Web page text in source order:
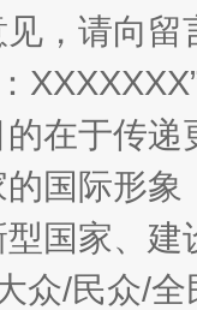
，请向
在于传
国际形
国家、
众/民众/